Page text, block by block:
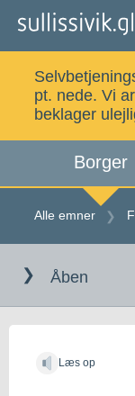
Alle
pt. nede. Vi
beklager
Borger
Alle emner
indholdet
Åben
Læs op